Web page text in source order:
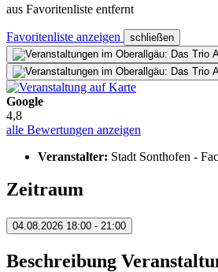
aus Favoritenliste entfernt
Favoritenliste anzeigen schließen
Google
4,8
alle Bewertungen anzeigen
Veranstalter: Stadt Sonthofen -
Zeitraum
04.08.2026 18:00 - 21:00
Beschreibung